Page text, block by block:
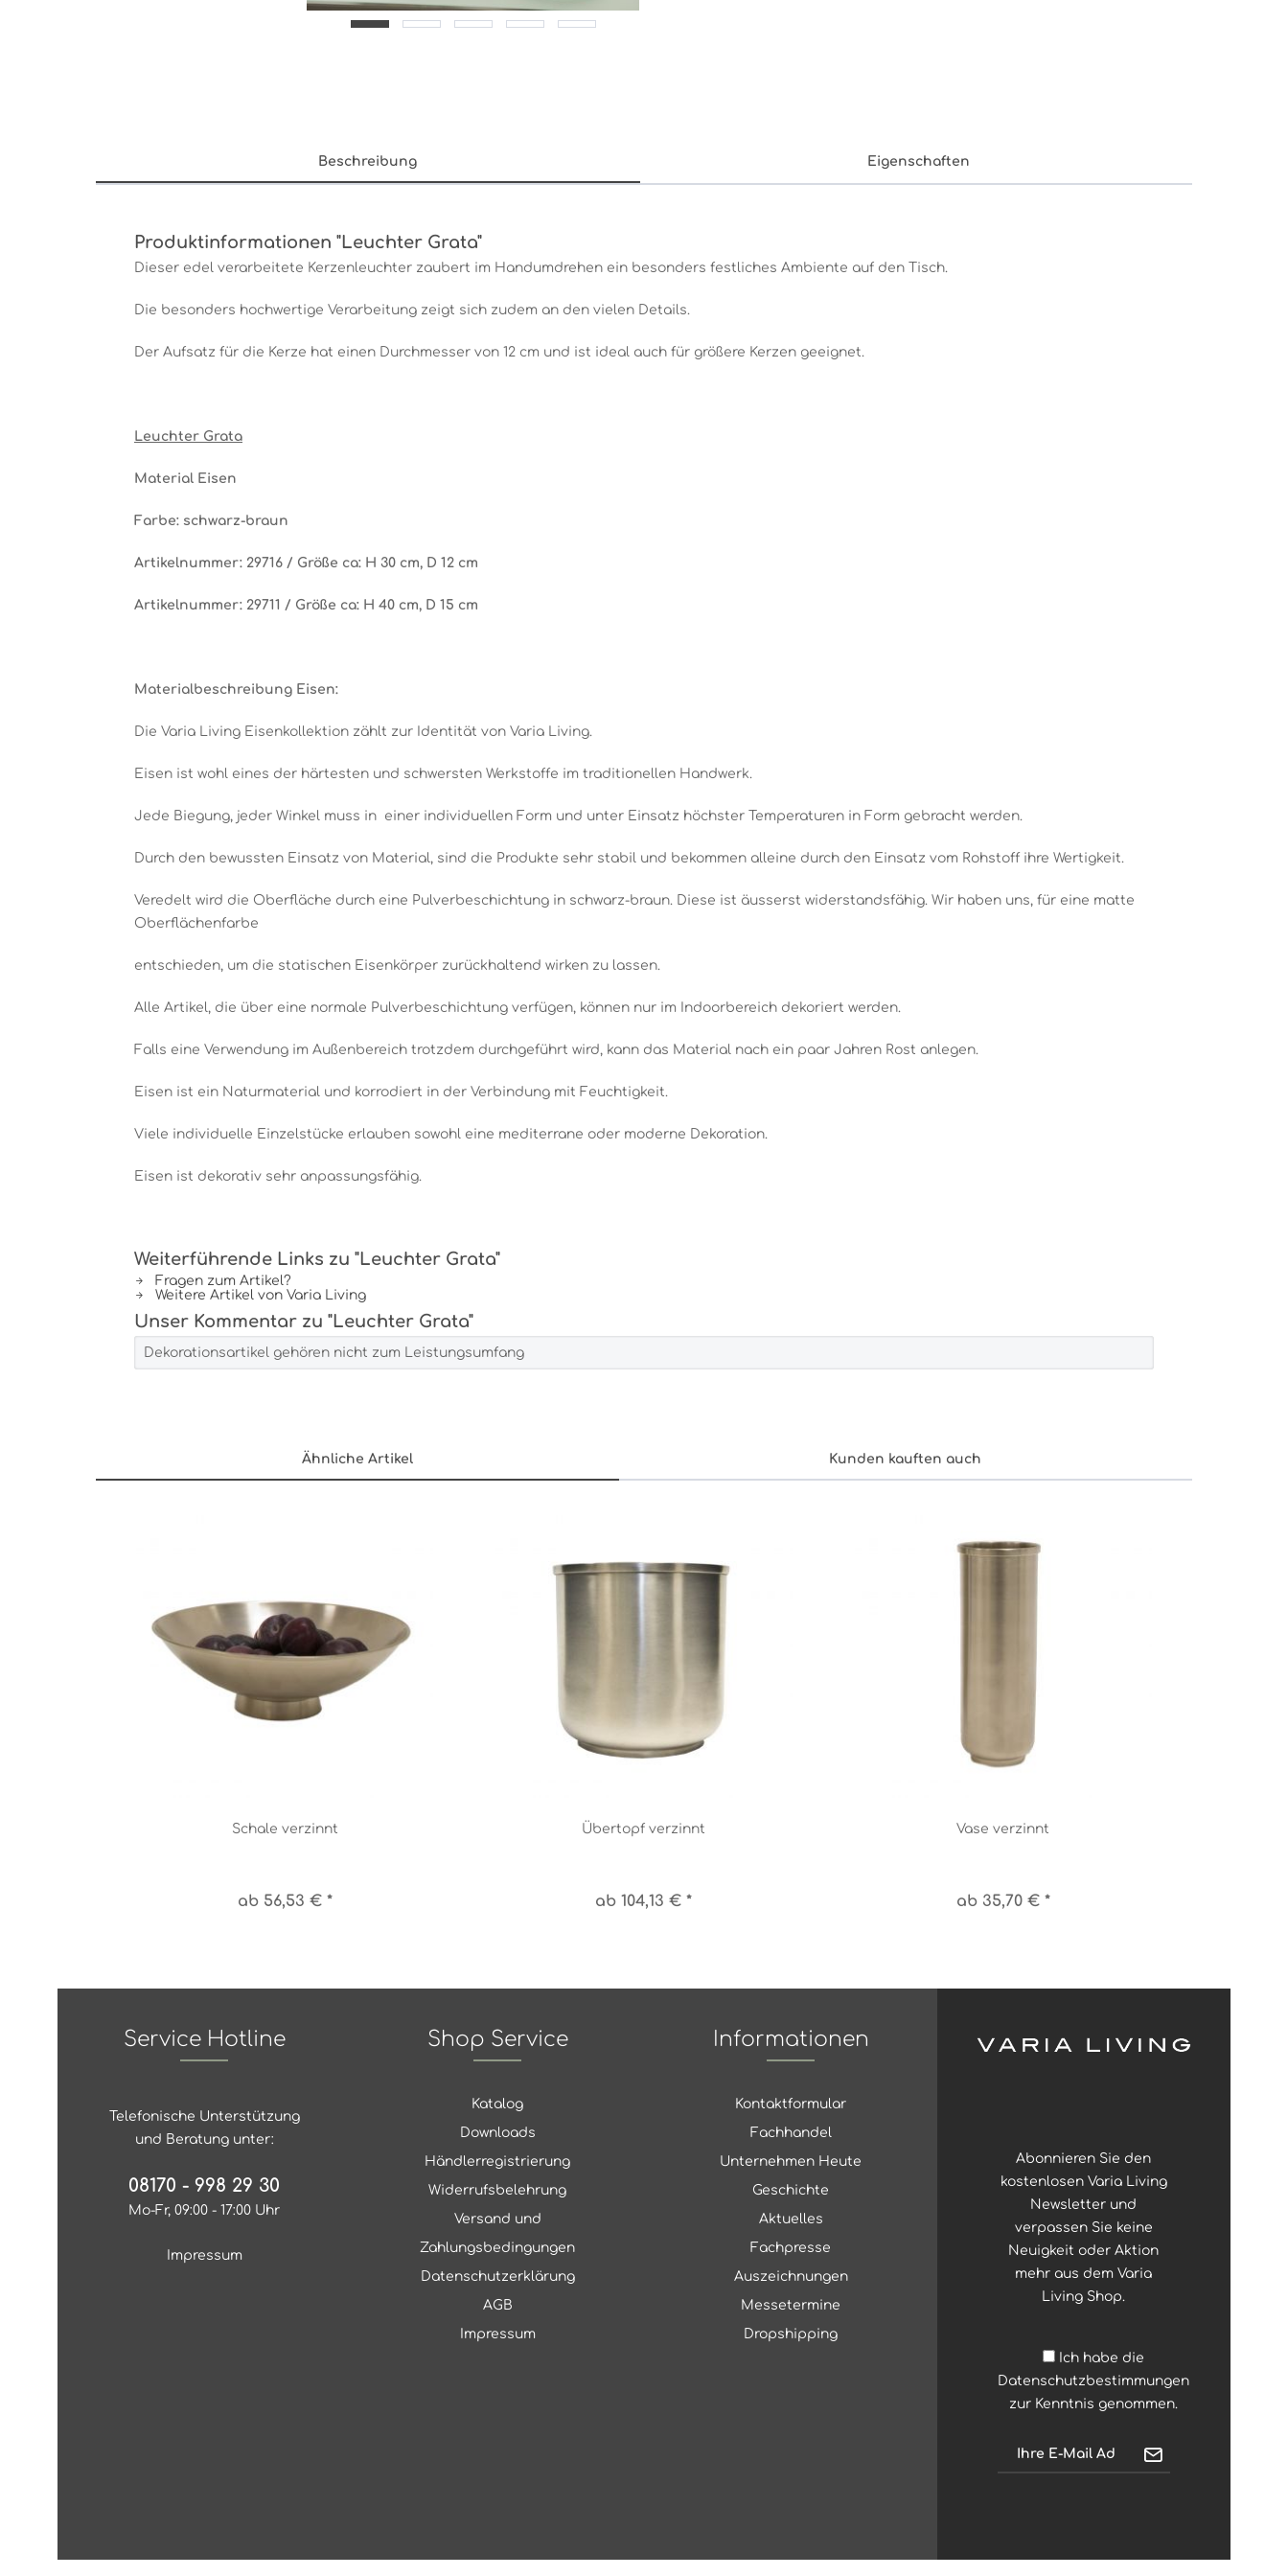
Beschreibung Eigenschaften
Produktinformationen "Leuchter Grata"
Dieser edel verarbeitete Kerzenleuchter zaubert im Handumdrehen ein besonders festliches Ambiente auf den Tisch.
Die besonders hochwertige Verarbeitung zeigt sich zudem an den vielen Details.
Der Aufsatz für die Kerze hat einen Durchmesser von 12 cm und ist ideal auch für größere Kerzen geeignet.
Leuchter Grata
Material Eisen
Farbe: schwarz-braun
Artikelnummer: 29716 / Größe ca: H 30 cm, D 12 cm
Artikelnummer: 29711 / Größe ca: H 40 cm, D 15 cm
Materialbeschreibung Eisen:
Die Varia Living Eisenkollektion zählt zur Identität von Varia Living.
Eisen ist wohl eines der härtesten und schwersten Werkstoffe im traditionellen Handwerk.
Jede Biegung, jeder Winkel muss in einer individuellen Form und unter Einsatz höchster Temperaturen in Form gebracht werden.
Durch den bewussten Einsatz von Material, sind die Produkte sehr stabil und bekommen alleine durch den Einsatz vom Rohstoff ihre Wertigkeit.
Veredelt wird die Oberfläche durch eine Pulverbeschichtung in schwarz-braun. Diese ist äusserst widerstandsfähig. Wir haben uns, für eine matte
Oberflächenfarbe
entschieden, um die statischen Eisenkörper zurückhaltend wirken zu lassen.
Alle Artikel, die über eine normale Pulverbeschichtung verfügen, können nur im Indoorbereich dekoriert werden.
Falls eine Verwendung im Außenbereich trotzdem durchgeführt wird, kann das Material nach ein paar Jahren Rost anlegen.
Eisen ist ein Naturmaterial und korrodiert in der Verbindung mit Feuchtigkeit.
Viele individuelle Einzelstücke erlauben sowohl eine mediterrane oder moderne Dekoration.
Eisen ist dekorativ sehr anpassungsfähig.
Weiterführende Links zu "Leuchter Grata"
Fragen zum Artikel?
Weitere Artikel von Varia Living
Unser Kommentar zu "Leuchter Grata"
Dekorationsartikel gehören nicht zum Leistungsumfang
Ähnliche Artikel Kunden kauften auch
Schale verzinnt
ab 56,53 € *
Übertopf verzinnt
ab 104,13 € *
Vase verzinnt
ab 35,70 € *
Service Hotline
Telefonische Unterstützung
und Beratung unter:
08170 - 998 29 30
Mo-Fr, 09:00 - 17:00 Uhr
Impressum
Shop Service
Katalog
Downloads
Händlerregistrierung
Widerrufsbelehrung
Versand und
Zahlungsbedingungen
Datenschutzerklärung
AGB
Impressum
Informationen
Kontaktformular
Fachhandel
Unternehmen Heute
Geschichte
Aktuelles
Fachpresse
Auszeichnungen
Messetermine
Dropshipping
Abonnieren Sie den
kostenlosen Varia Living
Newsletter und
verpassen Sie keine
Neuigkeit oder Aktion
mehr aus dem Varia
Living Shop.
Ich habe die
Datenschutzbestimmungen
zur Kenntnis genommen.